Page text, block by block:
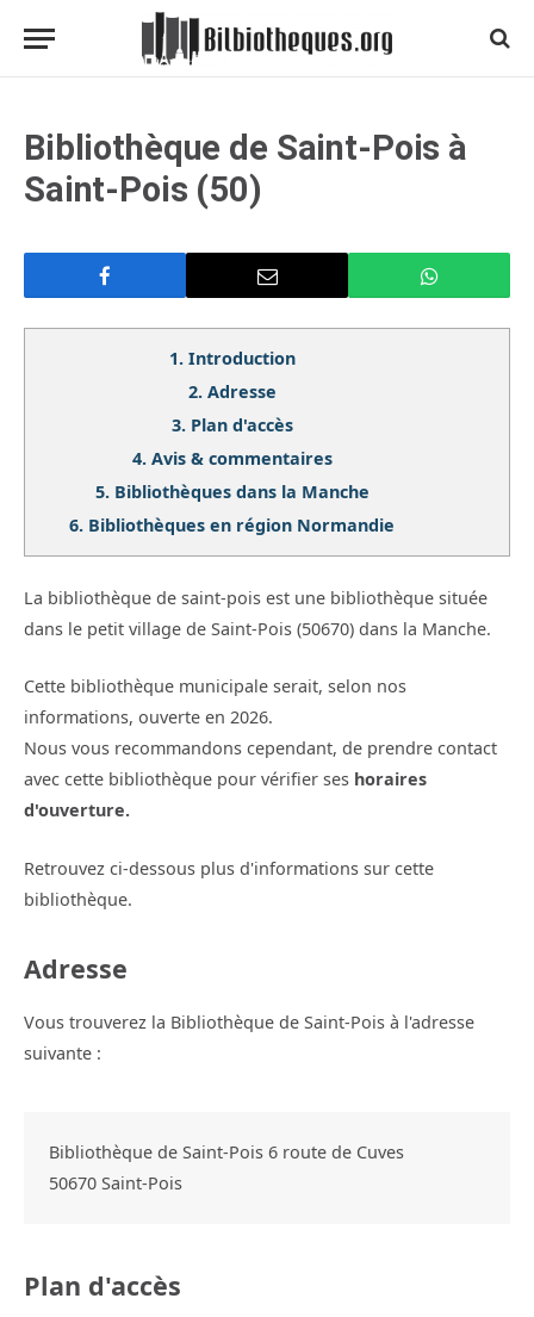
Bibliothèque de Saint-Pois à
Saint-Pois (50)
1. Introduction
2. Adresse
3. Plan d'accès
4. Avis & commentaires
5. Bibliothèques dans la Manche
6. Bibliothèques en région Normandie
La bibliothèque de saint-pois est une bibliothèque située
dans le petit village de Saint-Pois (50670) dans la Manche.
Cette bibliothèque municipale serait, selon nos
informations, ouverte en 2026.
Nous vous recommandons cependant, de prendre contact
avec cette bibliothèque pour vérifier ses horaires
d'ouverture.
Retrouvez ci-dessous plus d'informations sur cette
bibliothèque.
Adresse
Vous trouverez la Bibliothèque de Saint-Pois à l'adresse
suivante :
Bibliothèque de Saint-Pois 6 route de Cuves
50670 Saint-Pois
Plan d'accès